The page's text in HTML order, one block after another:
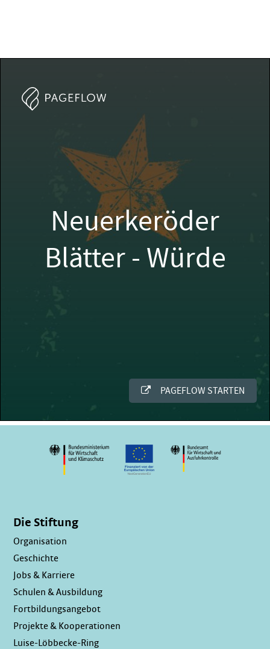
Die Stiftung
Organisation
Geschichte
Jobs & Karriere
Schulen & Ausbildung
Fortbildungsangebot
Projekte & Kooperationen
Luise-Löbbecke-Ring